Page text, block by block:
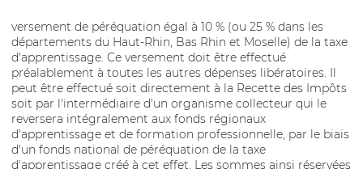
versement de péréquation égal à 10 % (ou 25 % dans les
départements du Haut-Rhin, Bas Rhin et Moselle) de la taxe
d'apprentissage. Ce versement doit être effectué
préalablement à toutes les autres dépenses libératoires. Il
peut être effectué soit directement à la Recette des Impôts
soit par l'intermédiaire d'un organisme collecteur qui le
reversera intégralement aux fonds régionaux
d'apprentissage et de formation professionnelle, par le biais
d'un fonds national de péréquation de la taxe
d'apprentissage créé à cet effet. Les sommes ainsi réservées